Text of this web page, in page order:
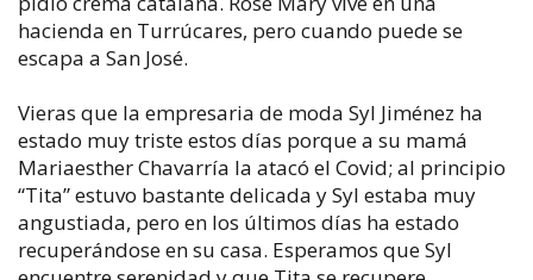
hacienda en Turrúcares, pero cuando puede se
escapa a San José.
Vieras que la empresaria de moda Syl Jiménez ha
estado muy triste estos días porque a su mamá
Mariaesther Chavarría la atacó el Covid; al principio
“Tita” estuvo bastante delicada y Syl estaba muy
angustiada, pero en los últimos días ha estado
recuperándose en su casa. Esperamos que Syl